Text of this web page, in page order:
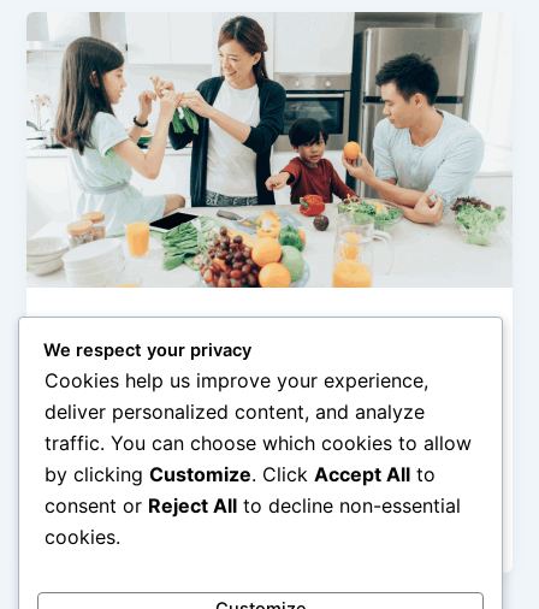
Panduan Singkat Pola Makan Bergizi
untuk Keluarga
admin March 3, 2026
Panduan Singkat Pola Makan Bergizi untuk Keluarga
– Menerapkan pola makan bergizi dalam keluarga
bukan hanya soal memilih makanan sehat,
We respect your privacy
Cookies help us improve your experience,
deliver personalized content, and analyze
traffic. You can choose which cookies to allow
by clicking Customize. Click Accept All to
consent or Reject All to decline non-essential
cookies.